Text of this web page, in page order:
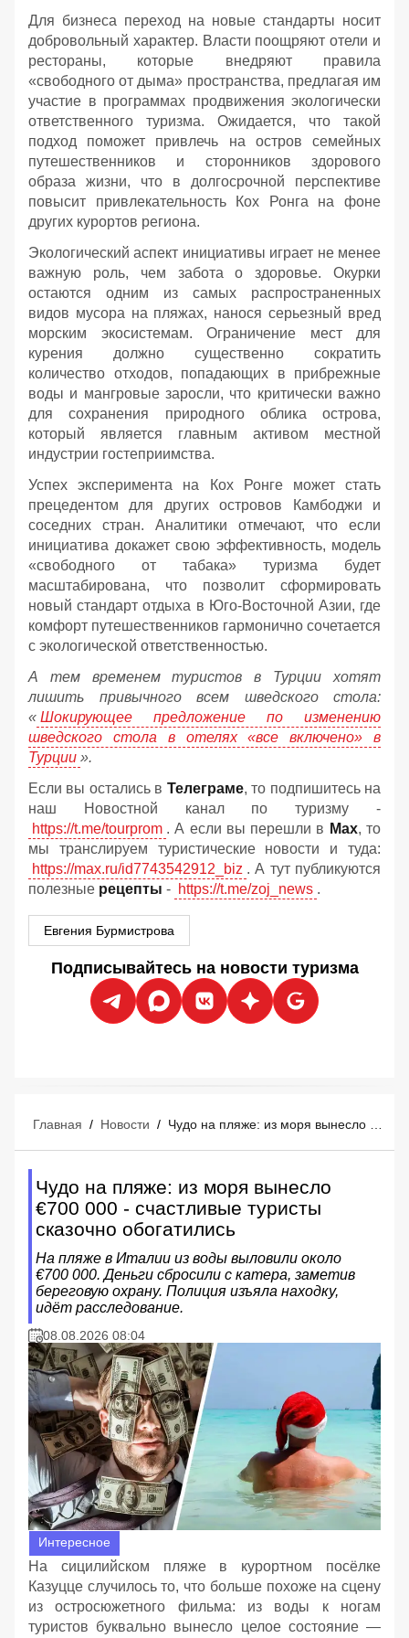
Для бизнеса переход на новые стандарты носит
добровольный характер. Власти поощряют отели и
рестораны, которые внедряют правила
«свободного от дыма» пространства, предлагая им
участие в программах продвижения экологически
ответственного туризма. Ожидается, что такой
подход поможет привлечь на остров семейных
путешественников и сторонников здорового
образа жизни, что в долгосрочной перспективе
повысит привлекательность Кох Ронга на фоне
других курортов региона.
Экологический аспект инициативы играет не менее
важную роль, чем забота о здоровье. Окурки
остаются одним из самых распространенных
видов мусора на пляжах, нанося серьезный вред
морским экосистемам. Ограничение мест для
курения должно существенно сократить
количество отходов, попадающих в прибрежные
воды и мангровые заросли, что критически важно
для сохранения природного облика острова,
который является главным активом местной
индустрии гостеприимства.
Успех эксперимента на Кох Ронге может стать
прецедентом для других островов Камбоджи и
соседних стран. Аналитики отмечают, что если
инициатива докажет свою эффективность, модель
«свободного от табака» туризма будет
масштабирована, что позволит сформировать
новый стандарт отдыха в Юго-Восточной Азии, где
комфорт путешественников гармонично сочетается
с экологической ответственностью.
А тем временем туристов в Турции хотят
лишить привычного всем шведского стола:
« Шокирующее предложение по изменению
шведского стола в отелях «все включено» в
Турции ».
Если вы остались в Телеграме, то подпишитесь на
наш Новостной канал по туризму -
https://t.me/tourprom . А если вы перешли в Мах, то
мы транслируем туристические новости и туда:
https://max.ru/id7743542912_biz . А тут публикуются
полезные рецепты - https://t.me/zoj_news .
Евгения Бурмистрова
Подписывайтесь на новости туризма
Главная / Новости /
Чудо на пляже: из моря вынесло
€700 000 - счастливые туристы
сказочно обогатились
На пляже в Италии из воды выловили около
€700 000. Деньги сбросили с катера, заметив
береговую охрану. Полиция изъяла находку,
идёт расследование.
08.08.2026 08:04
Интересное
На сицилийском пляже в курортном посёлке
Казуцце случилось то, что больше похоже на сцену
из остросюжетного фильма: из воды к ногам
туристов буквально вынесло целое состояние —